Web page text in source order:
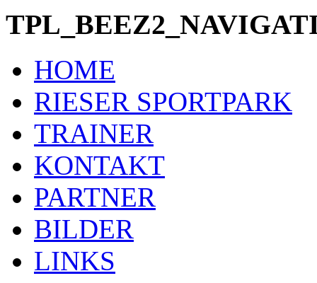
HOME
RIESER SPORTPARK
TRAINER
KONTAKT
PARTNER
BILDER
LINKS